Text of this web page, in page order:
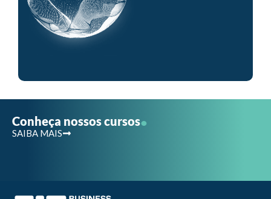
Conheça nossos cursos.
SAIBA MAIS